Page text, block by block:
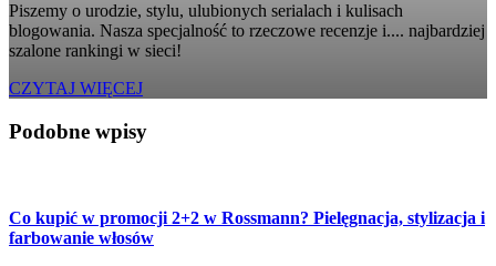
Piszemy o urodzie, stylu, ulubionych serialach i kulisach
blogowania. Nasza specjalność to rzeczowe recenzje i.... najbardziej
szalone rankingi w sieci!
CZYTAJ WIĘCEJ
Podobne wpisy
Co kupić w promocji 2+2 w Rossmann? Pielęgnacja, stylizacja i
farbowanie włosów